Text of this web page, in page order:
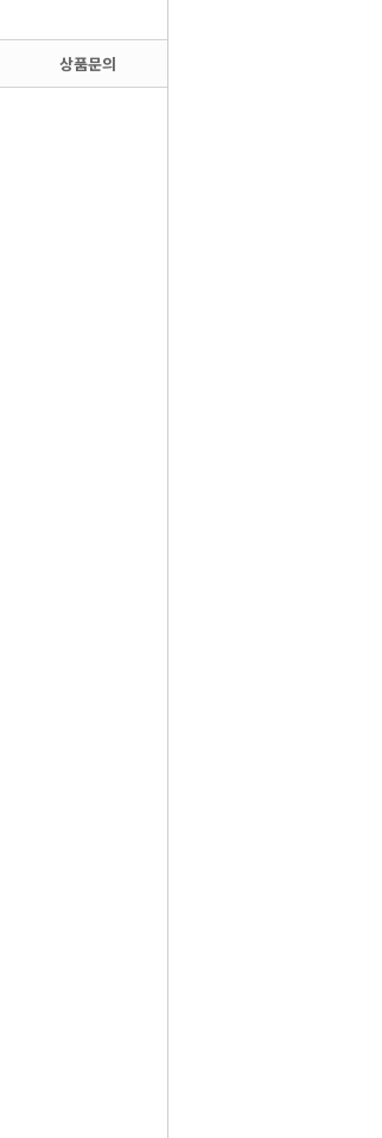
상품문의